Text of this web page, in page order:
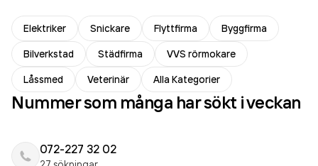
Elektriker Snickare Flyttfirma
Byggfirma
Bilverkstad
Städfirma
VVS rörmokare
Låssmed
Veterinär Alla Kategorier
Nummer som många har sökt i veckan
072-227 32 02